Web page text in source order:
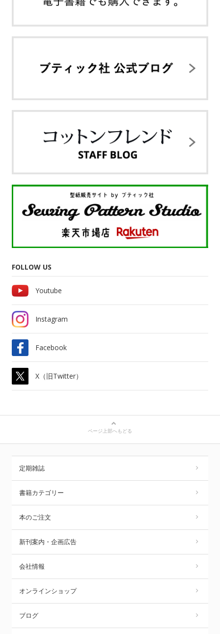
FOLLOW US
Youtube
Instagram
Facebook
X（旧Twitter）
ページ上部へもどる
定期雑誌
書籍カテゴリー
本のご注文
新刊案内・企画広告
会社情報
オンラインショップ
ブログ